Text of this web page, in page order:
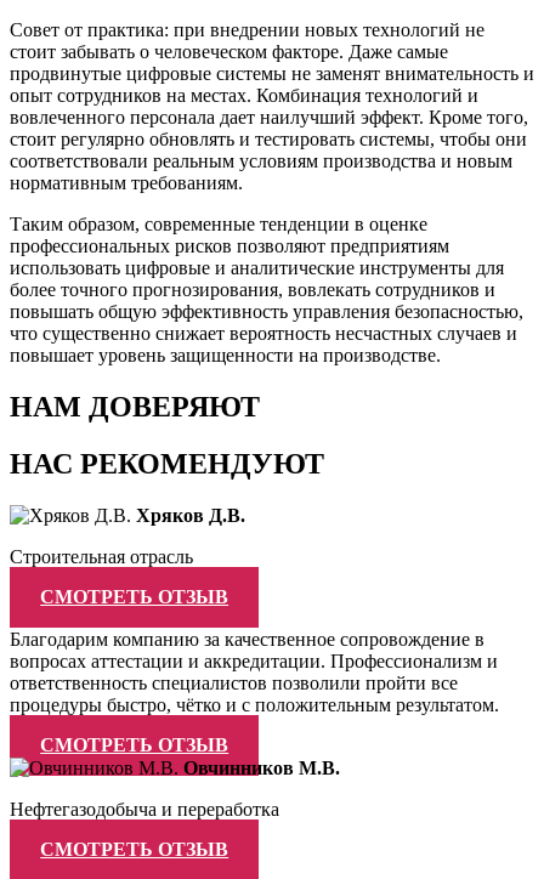
Совет от практика: при внедрении новых технологий не
стоит забывать о человеческом факторе. Даже самые
продвинутые цифровые системы не заменят внимательность и
опыт сотрудников на местах. Комбинация технологий и
вовлеченного персонала дает наилучший эффект. Кроме того,
стоит регулярно обновлять и тестировать системы, чтобы они
соответствовали реальным условиям производства и новым
нормативным требованиям.
Таким образом, современные тенденции в оценке
профессиональных рисков позволяют предприятиям
использовать цифровые и аналитические инструменты для
более точного прогнозирования, вовлекать сотрудников и
повышать общую эффективность управления безопасностью,
что существенно снижает вероятность несчастных случаев и
повышает уровень защищенности на производстве.
НАМ ДОВЕРЯЮТ
НАС РЕКОМЕНДУЮТ
Хряков Д.В.
Строительная отрасль
СМОТРЕТЬ ОТЗЫВ
Благодарим компанию за качественное сопровождение в
вопросах аттестации и аккредитации. Профессионализм и
ответственность специалистов позволили пройти все
процедуры быстро, чётко и с положительным результатом.
СМОТРЕТЬ ОТЗЫВ
Овчинников М.В.
Нефтегазодобыча и переработка
СМОТРЕТЬ ОТЗЫВ